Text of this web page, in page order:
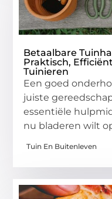
Betaalbare
Praktisch,
Tuinieren
Een goed
juiste
essentiële
nu bladeren wilt
Tuin En Buitenleven